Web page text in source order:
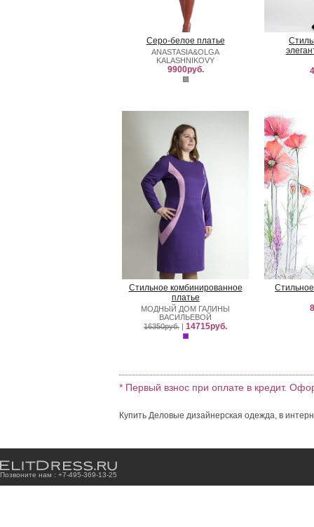
Серо-белое платье
ANASTASIA&OLGA
KALASHNIKOVY
9900руб.
Стильное комбинированное
платье
МОДНЫЙ ДОМ ГАЛИНЫ
ВАСИЛЬЕВОЙ
16350руб. | 14715руб.
* Первый взнос при оплате в кредит.
Купить Деловые дизайнерская одежда, в
Позвоните нам : +7-495-369-13-25